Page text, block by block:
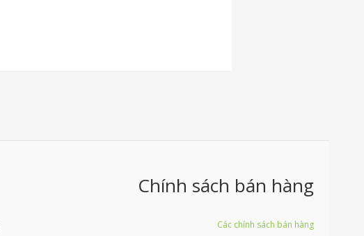
Chính sách bán hàng
Các chính sách bán hàng